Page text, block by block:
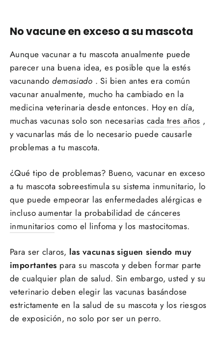
No vacune en exceso a su mascota
Aunque vacunar a tu mascota anualmente puede
parecer una buena idea, es posible que la estés
vacunando demasiado . Si bien antes era común
vacunar anualmente, mucho ha cambiado en la
medicina veterinaria desde entonces. Hoy en día,
muchas vacunas solo son necesarias cada tres años ,
y vacunarlas más de lo necesario puede causarle
problemas a tu mascota.
¿Qué tipo de problemas? Bueno, vacunar en exceso
a tu mascota sobreestimula su sistema inmunitario, lo
que puede empeorar las enfermedades alérgicas e
incluso aumentar la probabilidad de cánceres
inmunitarios como el linfoma y los mastocitomas.
Para ser claros, las vacunas siguen siendo muy
importantes para su mascota y deben formar parte
de cualquier plan de salud. Sin embargo, usted y su
veterinario deben elegir las vacunas basándose
estrictamente en la salud de su mascota y los riesgos
de exposición, no solo por ser un perro.